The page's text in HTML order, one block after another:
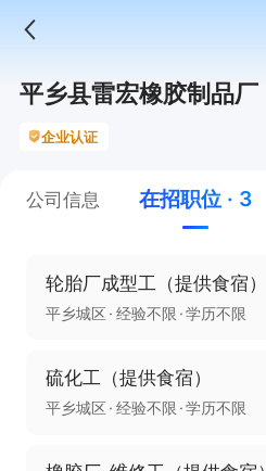
平乡县雷宏橡胶制品厂
企业认证
公司信息 在招职位 · 3
轮胎厂成型工（提供食宿）
平乡城区 经验不限 学历不限
硫化工（提供食宿）
平乡城区 经验不限 学历不限